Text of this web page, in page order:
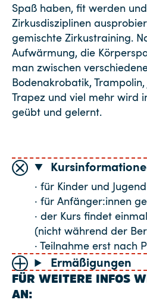
Spaß haben, fit werden
Zirkusdisziplinen
gemischte Zirkustraining.
Aufwärmung, die
man zwischen
Bodenakrobatik,
Trapez und viel mehr wird
geübt und gelernt.
· für Kinder und
· für Anfänger:innen
· der Kurs findet
(nicht während der
· Teilnahme erst nach
Ermäßigungen
FÜR WEITERE INFOS
AN: